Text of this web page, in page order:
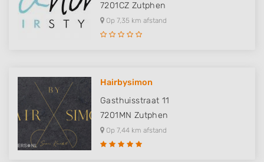
7201CZ Zutphen
Op 7,35 km afstand
Hairbysimon
Gasthuisstraat 11
7201MN Zutphen
Op 7,44 km afstand